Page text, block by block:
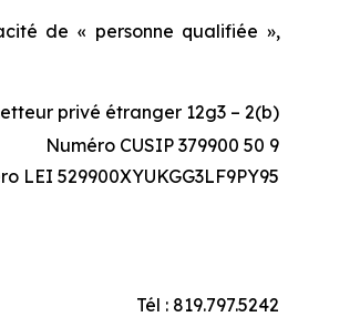
de « personne qualifiée »,
privé étranger 12g3 – 2(b)
Numéro CUSIP 379900 50 9
LEI 529900XYUKGG3LF9PY95
Tél : 819.797.5242